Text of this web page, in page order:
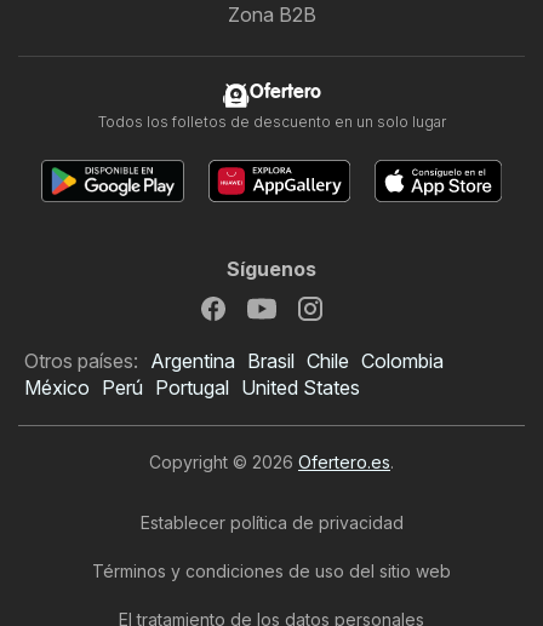
Zona B2B
Ofertero
Todos los folletos de descuento en un solo lugar
Síguenos
Otros países: Argentina Brasil Chile Colombia
México Perú Portugal United States
Copyright © 2026 Ofertero.es.
Establecer política de privacidad
Términos y condiciones de uso del sitio web
El tratamiento de los datos personales